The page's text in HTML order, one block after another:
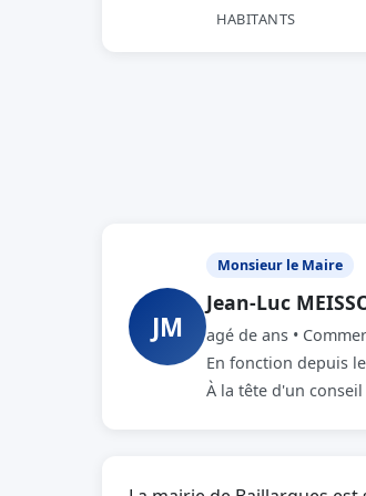
HABITANTS
JM
Monsieur le Maire
Jean-Luc
agé de ans •
En fonction depuis
À la tête d'un